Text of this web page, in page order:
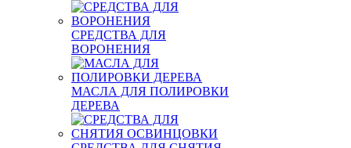
СРЕДСТВА ДЛЯ
ВОРОНЕНИЯ
МАСЛА ДЛЯ ПОЛИРОВКИ
ДЕРЕВА